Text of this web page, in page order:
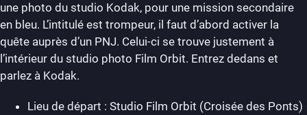
une photo du studio Kodak, pour une mission secondaire
en bleu. L’intitulé est trompeur, il faut d’abord activer la
quête auprès d’un PNJ. Celui-ci se trouve justement à
l’intérieur du studio photo Film Orbit. Entrez dedans et
parlez à Kodak.
Lieu de départ : Studio Film Orbit (Croisée des Ponts)